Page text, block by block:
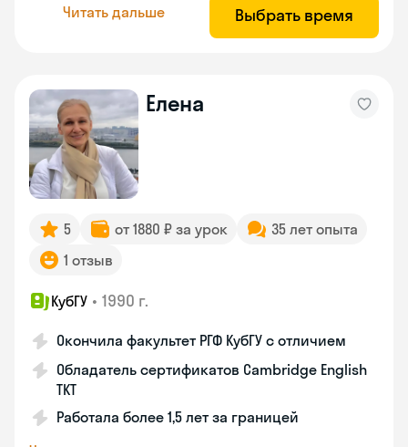
Читать дальше Выбрать время
Елена
5 от 1880 ₽ за урок
35 лет опыта
1 отзыв
КубГУ • 1990 г.
Окончила факультет РГФ КубГУ с отличием
Обладатель сертификатов Cambridge English
TKT
Работала более 1,5 лет за границей